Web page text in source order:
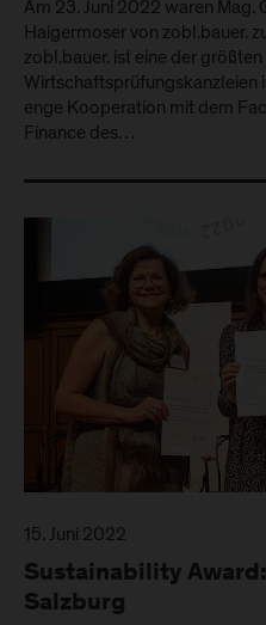
Am 23. Juni 2022 waren Mag.
Haigermoser von zobl.bauer.
zobl.bauer. ist eine der
Wirtschaftsprüfungskanzleien
enge Kooperation mit dem
Finance des…
15. Juni 2022
Sustainability
Salzburg